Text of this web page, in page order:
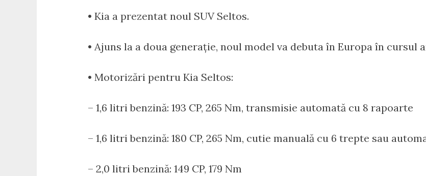
• Kia a prezentat noul SUV Seltos.
• Ajuns la a doua generație, noul model va debuta în Europa în cursul
• Motorizări pentru Kia Seltos:
– 1,6 litri benzină: 193 CP, 265 Nm, transmisie automată cu 8 rapoarte
– 1,6 litri benzină: 180 CP, 265 Nm, cutie manuală cu 6 trepte sau
– 2,0 litri benzină: 149 CP, 179 Nm